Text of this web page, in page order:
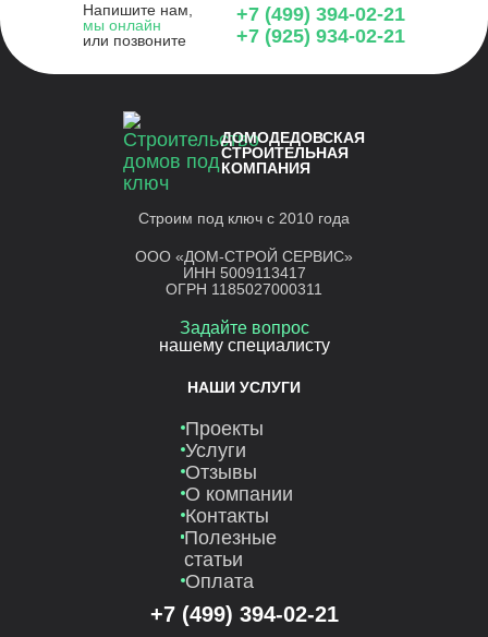
Напишите нам,
мы онлайн
или позвоните
+7 (499) 394-02-21
+7 (925) 934-02-21
ДОМОДЕДОВСКАЯ
СТРОИТЕЛЬНАЯ
КОМПАНИЯ
Строим под ключ с 2010 года
ООО «ДОМ-СТРОЙ СЕРВИС»
ИНН 5009113417
ОГРН 1185027000311
Задайте вопрос
нашему специалисту
НАШИ УСЛУГИ
Проекты
Услуги
Отзывы
О компании
Контакты
Полезные
статьи
Оплата
+7 (499) 394-02-21